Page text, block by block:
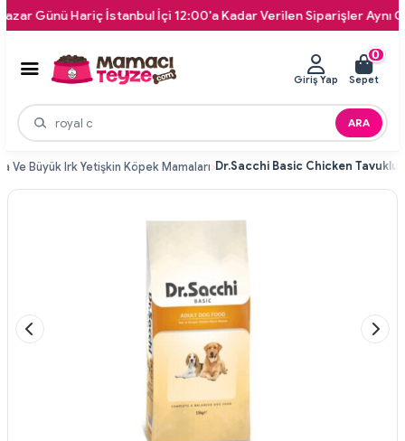
Hariç İstanbul İçi 12:00'a Kadar Verilen Siparişler Aynı Gün
ARA
Giriş Yap
0
Sepet
Ve Büyük Irk Yetişkin Köpek Mamaları